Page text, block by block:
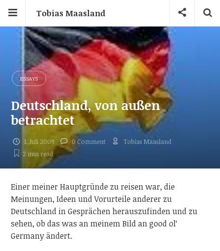
Tobias Maasland
ESSAYS
Deutschland, von außen
betrachtet
1. Juli 2009 0 Comment
Tobias Maasland
2 minread
Einer meiner Hauptgründe zu reisen war, die
Meinungen, Ideen und Vorurteile anderer zu
Deutschland in Gesprächen herauszufinden und zu
sehen, ob das was an meinem Bild an good ol‘
Germany ändert.